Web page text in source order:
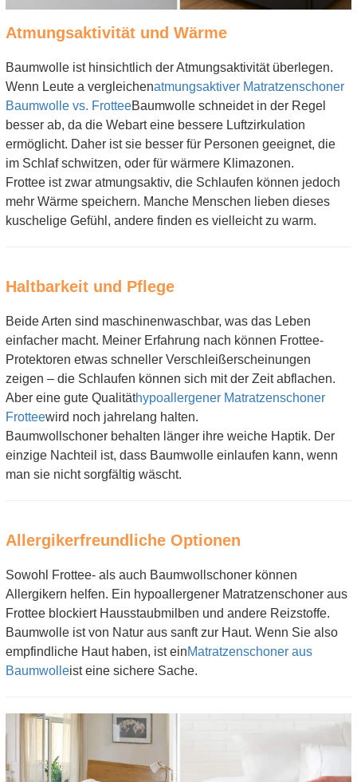
Atmungsaktivität und Wärme
Baumwolle ist hinsichtlich der Atmungsaktivität überlegen.
Wenn Leute a vergleichenatmungsaktiver Matratzenschoner
Baumwolle vs. FrotteeBaumwolle schneidet in der Regel
besser ab, da die Webart eine bessere Luftzirkulation
ermöglicht. Daher ist sie besser für Personen geeignet, die
im Schlaf schwitzen, oder für wärmere Klimazonen.
Frottee ist zwar atmungsaktiv, die Schlaufen können jedoch
mehr Wärme speichern. Manche Menschen lieben dieses
kuschelige Gefühl, andere finden es vielleicht zu warm.
Haltbarkeit und Pflege
Beide Arten sind maschinenwaschbar, was das Leben
einfacher macht. Meiner Erfahrung nach können Frottee-
Protektoren etwas schneller Verschleißerscheinungen
zeigen – die Schlaufen können sich mit der Zeit abflachen.
Aber eine gute Qualitäthypoallergener Matratzenschoner
Frotteewird noch jahrelang halten.
Baumwollschoner behalten länger ihre weiche Haptik. Der
einzige Nachteil ist, dass Baumwolle einlaufen kann, wenn
man sie nicht sorgfältig wäscht.
Allergikerfreundliche Optionen
Sowohl Frottee- als auch Baumwollschoner können
Allergikern helfen. Ein hypoallergener Matratzenschoner aus
Frottee blockiert Hausstaubmilben und andere Reizstoffe.
Baumwolle ist von Natur aus sanft zur Haut. Wenn Sie also
empfindliche Haut haben, ist einMatratzenschoner aus
Baumwolleist eine sichere Sache.